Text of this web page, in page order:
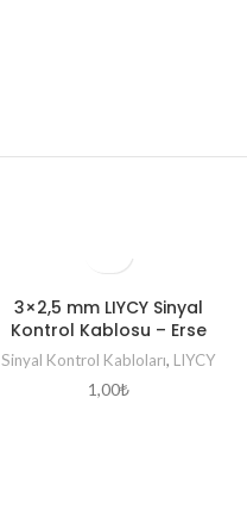
3×2,5 mm LIYCY Sinyal
Kontrol Kablosu – Erse
Sinyal Kontrol Kabloları, LIYCY
1,00₺